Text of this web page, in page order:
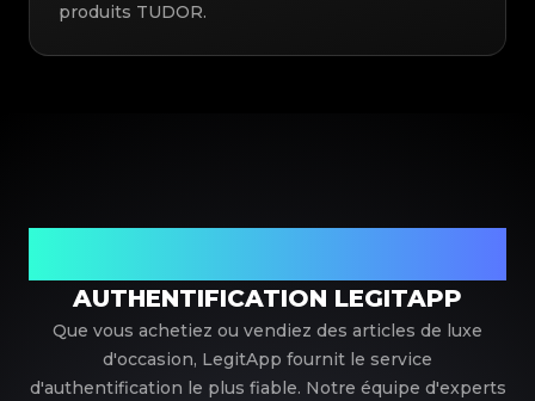
produits TUDOR.
AUTHENTIFICATION LEGITAPP
Que vous achetiez ou vendiez des articles de luxe
d'occasion, LegitApp fournit le service
d'authentification le plus fiable. Notre équipe d'experts